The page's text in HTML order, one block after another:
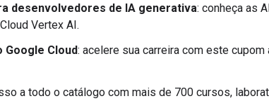
desenvolvedores de IA generativa: conheça as
Vertex AI.
Google Cloud: acelere sua carreira com este
a todo o catálogo com mais de 700 cursos,